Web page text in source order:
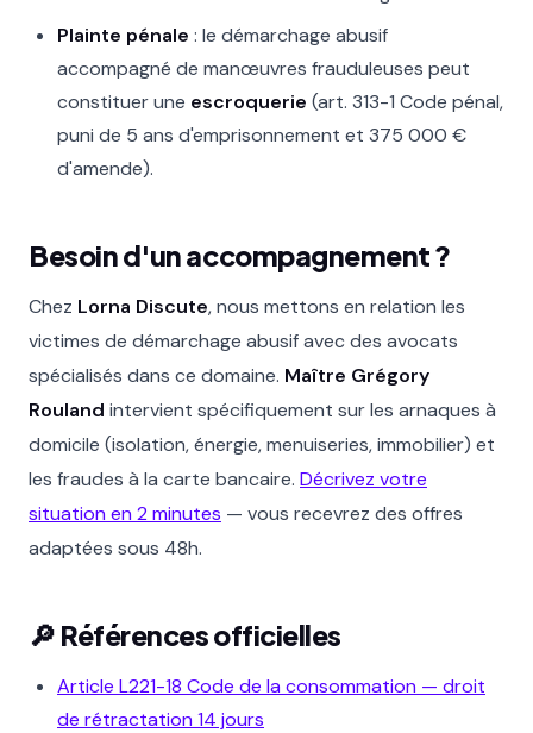
Plainte pénale : le démarchage abusif
accompagné de manœuvres frauduleuses peut
constituer une escroquerie (art. 313-1 Code pénal,
puni de 5 ans d'emprisonnement et 375 000 €
d'amende).
Besoin d'un accompagnement ?
Chez Lorna Discute, nous mettons en relation les
victimes de démarchage abusif avec des avocats
spécialisés dans ce domaine. Maître Grégory
Rouland intervient spécifiquement sur les arnaques à
domicile (isolation, énergie, menuiseries, immobilier) et
les fraudes à la carte bancaire. Décrivez votre
situation en 2 minutes — vous recevrez des offres
adaptées sous 48h.
🔎 Références officielles
Article L221-18 Code de la consommation — droit
de rétractation 14 jours